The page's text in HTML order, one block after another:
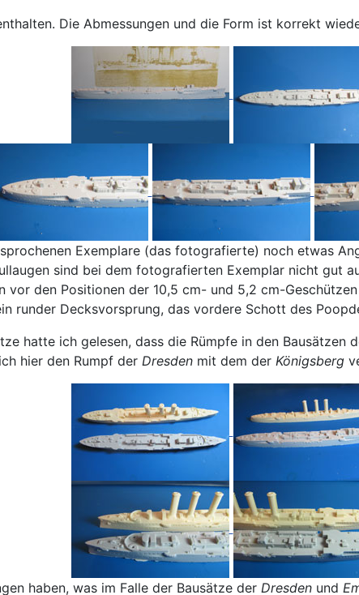
Die Abmessungen und die Form ist korrekt
Exemplare (das fotografierte) noch etwas
sind bei dem fotografierten Exemplar nicht gut
den Positionen der 10,5 cm- und 5,2 cm-
runder Decksvorsprung, das vordere Schott des
hatte ich gelesen, dass die Rümpfe in den Bausätzen
hier den Rumpf der Dresden mit dem der Königsberg
haben, was im Falle der Bausätze der Dresden und